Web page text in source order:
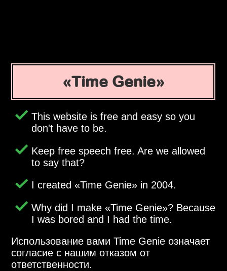
Time Genie
This website is free and easy so you
don't have to be.
Keep free speech free. Are we allowed
to say that?
I created Time Genie in 2004.
Why did I make Time Genie ? Because
I was bored and I had the time.
Использование вами Time Genie означает
согласие с нашим отказом от
ответственности.